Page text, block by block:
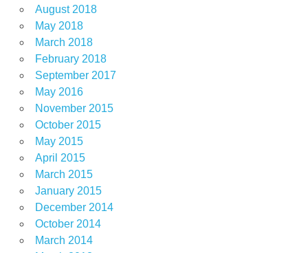
August 2018
May 2018
March 2018
February 2018
September 2017
May 2016
November 2015
October 2015
May 2015
April 2015
March 2015
January 2015
December 2014
October 2014
March 2014